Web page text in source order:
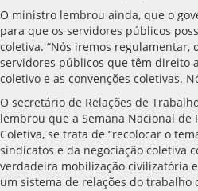
O ministro lembrou ainda, que o
para que os servidores públicos
coletiva. “Nós iremos regulamentar,
servidores públicos que têm direito
coletivo e as convenções coletivas.
O secretário de Relações de
lembrou que a Semana Nacional de
Coletiva, se trata de “recolocar o
sindicatos e da negociação coletiva
verdadeira mobilização civilizatória
um sistema de relações do trabalho